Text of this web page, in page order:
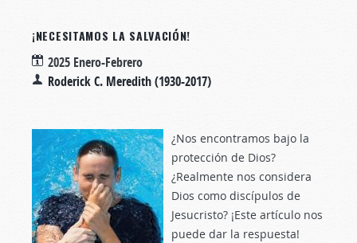
¡NECESITAMOS LA SALVACIÓN!
2025 Enero-Febrero
Roderick C. Meredith (1930-2017)
¿Nos encontramos bajo la
protección de Dios?
¿Realmente nos considera
Dios como discípulos de
Jesucristo? ¡Este artículo nos
puede dar la respuesta!